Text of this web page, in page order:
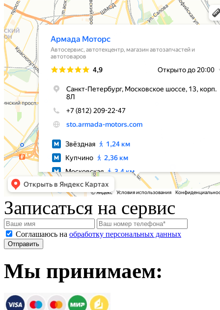
Записаться на сервис
Соглашаюсь на обработку персональных данных
Мы принимаем: